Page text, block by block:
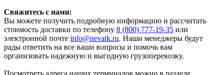
Свяжитесь с нами:
Вы можете получить подробную информацию и рассчитать
стоимость доставки по телефону 8 (800) 777-19-35 или
электронной почте info@nevatk.ru. Наши менеджеры будут
рады ответить на все ваши вопросы и помочь вам
организовать надежную и выгодную грузоперевозку.
Посмотреть адреса наших терминалов можно в разделе